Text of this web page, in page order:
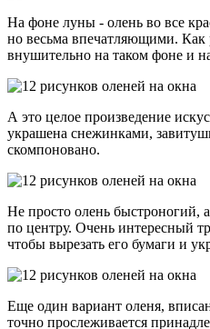
На фоне луны - олень во все
но весьма впечатляющими. Как
внушительно на таком фоне и
А это целое произведение
украшена снежинками,
скомпоновано.
Не просто олень быстроногий,
по центру. Очень интересный
чтобы вырезать его бумаги и
Еще один вариант оленя,
точно прослеживается